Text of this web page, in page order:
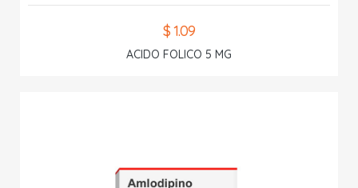
$ 1.09
ACIDO FOLICO 5 MG